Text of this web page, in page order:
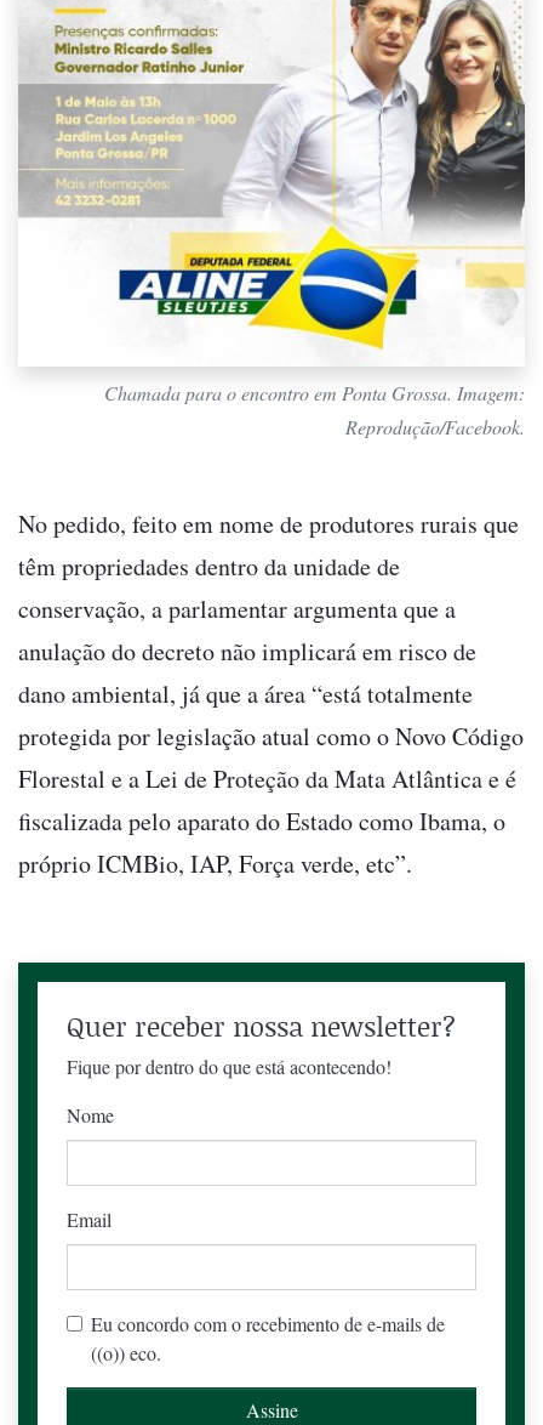
Chamada para o encontro em Ponta Grossa. Imagem:
Reprodução/Facebook.
No pedido, feito em nome de produtores rurais que
têm propriedades dentro da unidade de
conservação, a parlamentar argumenta que a
anulação do decreto não implicará em risco de
dano ambiental, já que a área “está totalmente
protegida por legislação atual como o Novo Código
Florestal e a Lei de Proteção da Mata Atlântica e é
fiscalizada pelo aparato do Estado como Ibama, o
próprio ICMBio, IAP, Força verde, etc”.
Quer receber nossa newsletter?
Fique por dentro do que está acontecendo!
Nome
Email
Eu concordo com o recebimento de e-mails de
((o)) eco.